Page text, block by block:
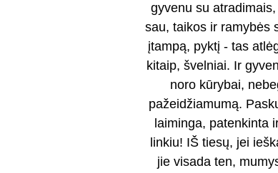
gyvenu su
sau, taikos ir ramybės
įtampą, pyktį - tas
kitaip, švelniai. Ir
noro kūrybai,
pažeidžiamumą.
laiminga, patenkinta
linkiu! IŠ tiesų, jei
jie visada ten,